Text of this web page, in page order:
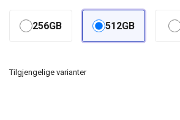
256GB 512GB
Tilgjengelige varianter